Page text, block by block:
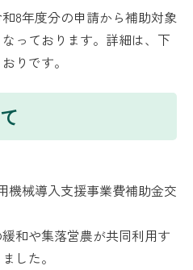
8年度分の申請から補助対象
っております。詳細は、下
りです。
機械導入支援事業費補助金交
和や集落営農が共同利用す
した。